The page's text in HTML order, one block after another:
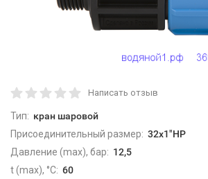
Написать отзыв
Тип: кран шаровой
Присоединительный размер: 32х1"НР
Давление (max), бар: 12,5
t (max), °С: 60